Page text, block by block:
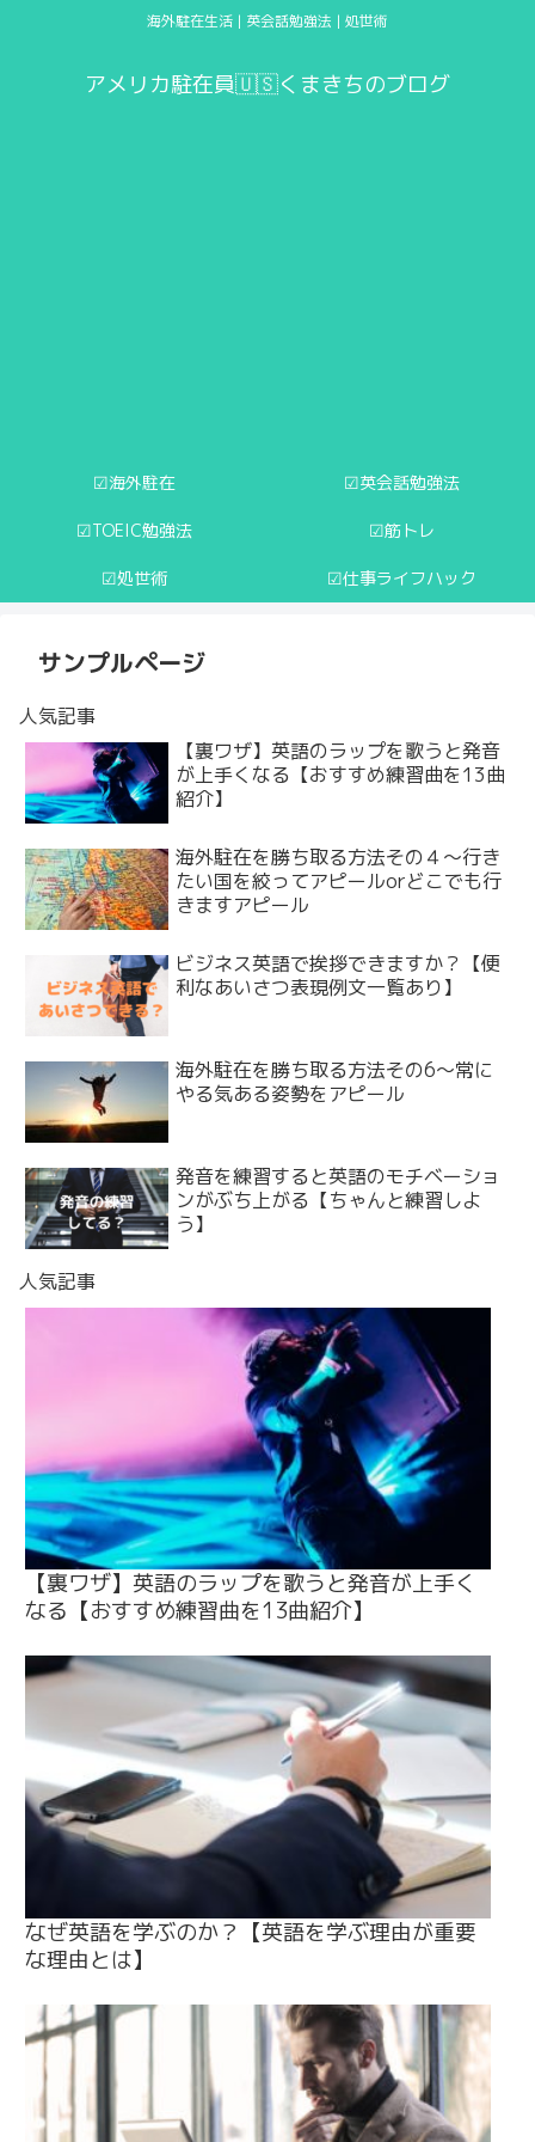
海外駐在生活 | 英会話勉強法 | 処世術
アメリカ駐在員🇺🇸くまきちのブログ
☑︎海外駐在 ☑︎英会話勉強法
☑︎TOEIC勉強法 ☑︎筋トレ
☑︎処世術 ☑︎仕事ライフハック
サンプルページ
人気記事
【裏ワザ】英語のラップを歌うと発音
が上手くなる【おすすめ練習曲を13曲
紹介】
海外駐在を勝ち取る方法その４〜行き
たい国を絞ってアピールorどこでも行
きますアピール
ビジネス英語で挨拶できますか？【便
利なあいさつ表現例文一覧あり】
海外駐在を勝ち取る方法その6〜常に
やる気ある姿勢をアピール
発音を練習すると英語のモチベーショ
ンがぶち上がる【ちゃんと練習しよ
う】
人気記事
【裏ワザ】英語のラップを歌うと発音が上手く
なる【おすすめ練習曲を13曲紹介】
なぜ英語を学ぶのか？【英語を学ぶ理由が重要
な理由とは】